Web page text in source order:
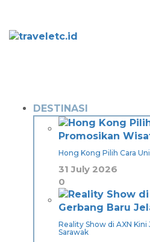
DESTINASI
Hong Kong Pilih Cara
31 July 2026
0
Reality Show di AXN
Sarawak